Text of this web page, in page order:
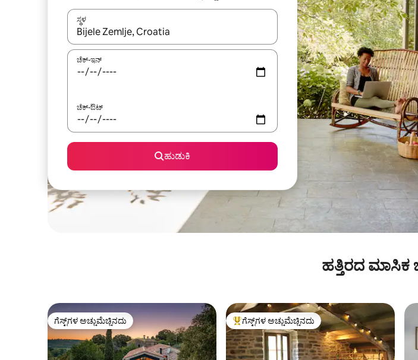
ಸ್ಥಳ
ಫಲಿತಾಂಶಗಳು ಲಭ್ಯವಿರುವಾಗ, ಅಪ್ ಮತ್ತು ಡೌನ್ ಬಾಣದ ಕೀಲಿಗಳೊಂದಿಗೆ ನ್ಯಾವಿಗೇಟ್ ಮಾಡಿ ಅಥವಾ ಸ್ಪರ್ಶ
ಚೆಕ್-ಇನ್
ಚೆಕ್-ಔಟ್
ಹುಡುಕಿ
ಹತ್ತಿರದ ಮಾಸಿಕ
ಗೆಸ್ಟ್‌ಗಳ ಅಚ್ಚುಮೆಚ್ಚಿನದು
ಗೆಸ್ಟ್‌ಗಳ ಅಚ್ಚುಮೆಚ್ಚಿನದು ಗೆಸ್ಟ್‌ಗಳಿಗೆ ಅತಿ ಹೆಚ್ಚು ಅಚ್ಚುಮೆಚ್ಚಿನದು
ಗೆಸ್ಟ್‌ಗಳ ಅಚ್ಚುಮೆಚ್ಚಿನದು